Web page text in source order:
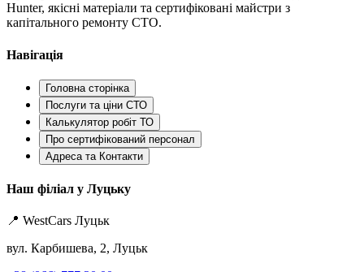
Hunter, якісні матеріали та сертифіковані майстри з
капітального ремонту СТО.
Навігація
Головна сторінка
Послуги та ціни СТО
Калькулятор робіт ТО
Про сертифікований персонал
Адреса та Контакти
Наш філіал у Луцьку
📍 WestCars Луцьк
вул. Карбишева, 2, Луцьк